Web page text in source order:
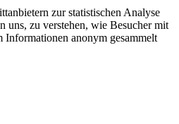
zur statistischen Analyse
uns, zu verstehen, wie Besucher mit
Informationen anonym gesammelt